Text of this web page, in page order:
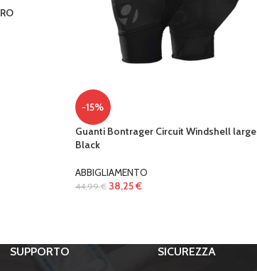
-15%
Guanti Bontrager Circuit Windshell large
Black
ABBIGLIAMENTO
44,99€ 38,25€
SUPPORTO SICUREZZA